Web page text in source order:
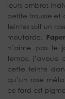
leurs ombres
petite trousse
teintes soit un
moutarde,
n’aime pas le
temps, j’avoue
cette teinte
qu’un rose
ce fard est